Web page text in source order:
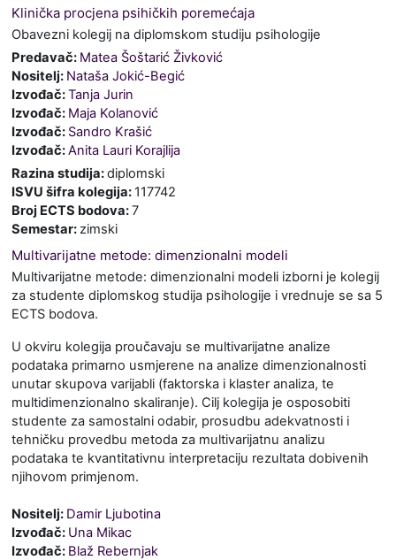
Klinička procjena psihičkih poremećaja
Obavezni kolegij na diplomskom studiju psihologije
Predavač: Matea Šoštarić Živković
Nositelj: Nataša Jokić-Begić
Izvođač:Tanja Jurin
Izvođač: Maja Kolanović
Izvođač: Sandro Krašić
Izvođač:Anita Lauri Korajlija
Razina studija:diplomski
ISVU šifra kolegija: 117742
Broj ECTS bodova:7
Semestar:zimski
Multivarijatne metode: dimenzionalni modeli
Multivarijatne metode: dimenzionalni modeli izborni je kolegij
za studente diplomskog studija psihologije i vrednuje se sa 5
ECTS bodova.
U okviru kolegija proučavaju se multivarijatne analize
podataka primarno usmjerene na analize dimenzionalnosti
unutar skupova varijabli (faktorska i klaster analiza, te
multidimenzionalno skaliranje). Cilj kolegija je osposobiti
studente za samostalni odabir, prosudbu adekvatnosti i
tehničku provedbu metoda za multivarijatnu analizu
podataka te kvantitativnu interpretaciju rezultata dobivenih
njihovom primjenom.
Nositelj: Damir Ljubotina
Izvođač: Una Mikac
Izvođač: Blaž Rebernjak